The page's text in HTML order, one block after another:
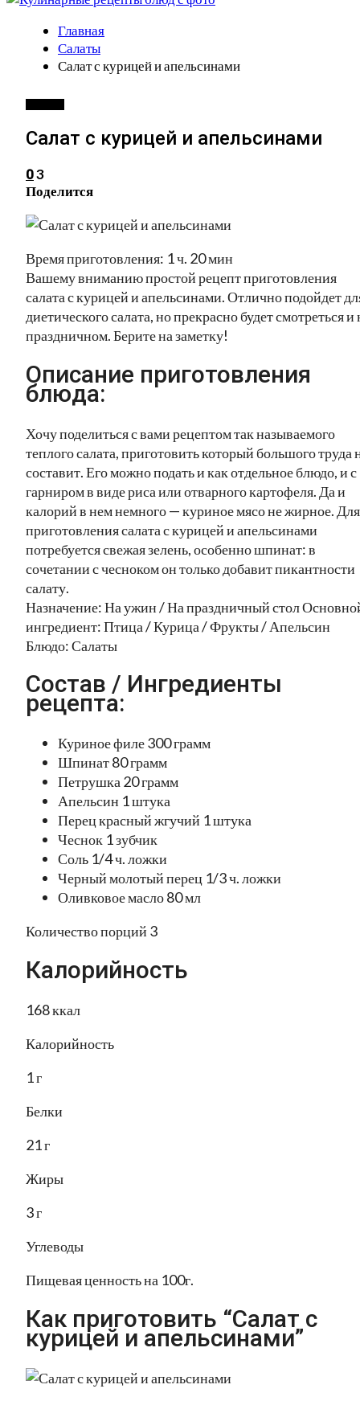
Главная
Салаты
Салат с курицей и апельсинами
Салат с курицей и апельсинами
03
Поделится
Время приготовления: 1 ч. 20 мин
Вашему вниманию простой рецепт приготовления
салата с курицей и апельсинами. Отлично подойдет
диетического салата, но прекрасно будет смотреться и
праздничном. Берите на заметку!
Описание приготовления
блюда:
Хочу поделиться с вами рецептом так называемого
теплого салата, приготовить который большого труда
составит. Его можно подать и как отдельное блюдо, и с
гарниром в виде риса или отварного картофеля. Да и
калорий в нем немного — куриное мясо не жирное. Для
приготовления салата с курицей и апельсинами
потребуется свежая зелень, особенно шпинат: в
сочетании с чесноком он только добавит пикантности
салату.
Назначение: На ужин / На праздничный стол
ингредиент: Птица / Курица / Фрукты / Апельсин
Блюдо: Салаты
Состав / Ингредиенты
рецепта:
Куриное филе 300 грамм
Шпинат 80 грамм
Петрушка 20 грамм
Апельсин 1 штука
Перец красный жгучий 1 штука
Чеснок 1 зубчик
Соль 1/4 ч. ложки
Черный молотый перец 1/3 ч. ложки
Оливковое масло 80 мл
Количество порций 3
Калорийность
168 ккал
Калорийность
1 г
Белки
21 г
Жиры
3 г
Углеводы
Пищевая ценность на 100г.
Как приготовить “Салат с
курицей и апельсинами”